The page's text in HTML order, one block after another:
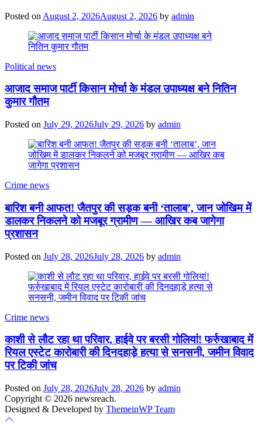
Posted on August 2, 2026August 2, 2026 by admin
Political news
आजाद समाज पार्टी किसान मोर्चा के मंडल उपाध्यक्ष बने नितिन
कुमार गौतम
Posted on July 29, 2026July 29, 2026 by admin
Crime news
बारिश बनी आफत! जैतपुर की सड़क बनी ‘तालाब’, जान जोखिम में
डालकर निकलने को मजबूर ग्रामीण — आखिर कब जागेगा
प्रशासन
Posted on July 28, 2026July 28, 2026 by admin
Crime news
काशी से लौट रहा था परिवार, हाईवे पर बरसी गोलियां! फर्रुखाबाद में
रियल एस्टेट कारोबारी की दिनदहाड़े हत्या से सनसनी, जमीन विवाद
पर टिकी जांच
Posted on July 28, 2026July 28, 2026 by admin
Copyright © 2026 newsreach.
Designed & Developed by ThemeinWP Team
Scroll